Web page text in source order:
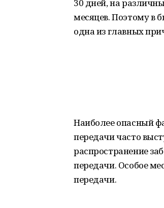
30 дней, на
месяцев. Поэтому в
одна из главных
Наиболее опасный
передачи часто
распространение
передачи. Особое
передачи.